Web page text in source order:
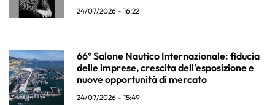
24/07/2026 - 16:22
66° Salone Nautico Internazionale: fiducia
delle imprese, crescita dell'esposizione e
nuove opportunità di mercato
24/07/2026 - 15:49